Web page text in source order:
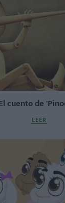
cuento de
LEER